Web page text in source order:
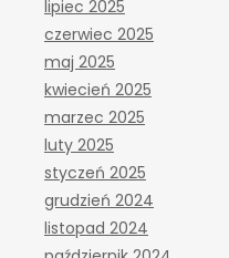
lipiec 2025
czerwiec 2025
maj 2025
kwiecień 2025
marzec 2025
luty 2025
styczeń 2025
grudzień 2024
listopad 2024